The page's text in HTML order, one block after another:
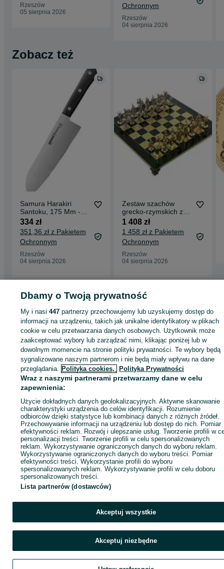
Rzeszów
05 sierpnia 2026
Ochronnym
Rzeszów
04 sierpnia 2026
Zobacz też
Samura Harakiri
Santoku, 175 Mm -
Bm
334 zł
351,36 zł z Pakietem
Ochronnym
Rzeszów
04 sierpnia 2026
Zestaw szachów
grecko-rzymskich z
figurami szachowymi
w kolorze złot
1 408 zł
1 458 zł z Pakietem
Ochronnym
Rzeszów
04 sierpnia 2026
Strona główna Antyki i Kolekcje Kolekcje
Podkarpackie
Rycerstwo - Rzeszów
KATEGORIA
ID:1010973634 Wyświetlenia:
Dbamy o Twoją prywatność
My i nasi447 partnerzy przechowujemy lub uzyskujemy dostęp do
informacji na urządzeniu, takich jak unikalne identyfikatory w plikach
cookie w celu przetwarzania danych osobowych. Użytkownik może
zaakceptować wybory lub zarządzać nimi, klikając poniżej lub w
dowolnym momencie na stronie polityki prywatności. Te wybory będą
sygnalizowane naszym partnerom i nie będą miały wpływu na dane
przeglądania. Polityka cookies, Polityka Prywatności
Wraz z naszymi partnerami przetwarzamy dane w celu
zapewnienia:
Użycie dokładnych danych geolokalizacyjnych. Aktywne skanowanie
charakterystyki urządzenia do celów identyfikacji. Rozumienie
odbiorców dzięki statystyce lub kombinacji danych z różnych źródeł.
Przechowywanie informacji na urządzeniu lub dostęp do nich. Pomiar
efektywności reklam. Rozwój i ulepszanie usług. Tworzenie profili w
personalizacji treści. Tworzenie profili w celu spersonalizowanych
reklam. Wykorzystywanie ograniczonych danych do wyboru reklam.
Wykorzystywanie ograniczonych danych do wyboru treści. Pomiar
efektywności treści. Wykorzystanie profili do wyboru
spersonalizowanych reklam. Wykorzystywanie profili w celu doboru
spersonalizowanych treści.
Lista partnerów (dostawców)
Akceptuj wszystkie
Akceptuj niezbędne